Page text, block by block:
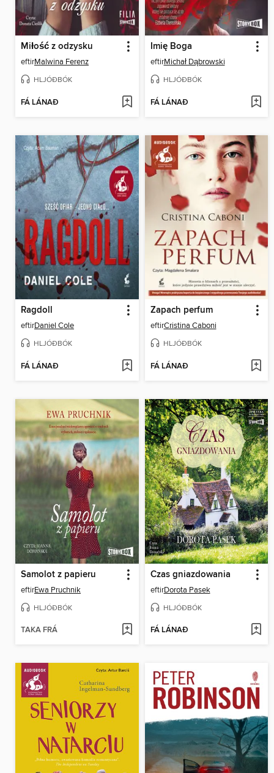
Miłość z odzysku
eftirMalwina Ferenz
HLJÓÐBÓK
FÁ LÁNAÐ
Imię Boga
eftirMichał Dąbrowski
HLJÓÐBÓK
FÁ LÁNAÐ
Ragdoll
eftirDaniel Cole
HLJÓÐBÓK
FÁ LÁNAÐ
Zapach perfum
eftirCristina Caboni
HLJÓÐBÓK
FÁ LÁNAÐ
Samolot z papieru
eftirEwa Pruchnik
HLJÓÐBÓK
TAKA FRÁ
Czas gniazdowania
eftirDorota Pasek
HLJÓÐBÓK
FÁ LÁNAÐ